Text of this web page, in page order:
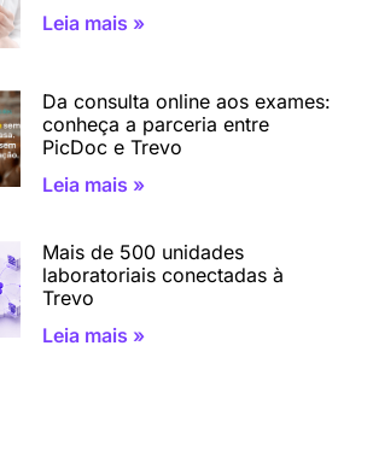
Leia mais »
Da consulta online aos exames:
conheça a parceria entre
PicDoc e Trevo
Leia mais »
Mais de 500 unidades
laboratoriais conectadas à
Trevo
Leia mais »